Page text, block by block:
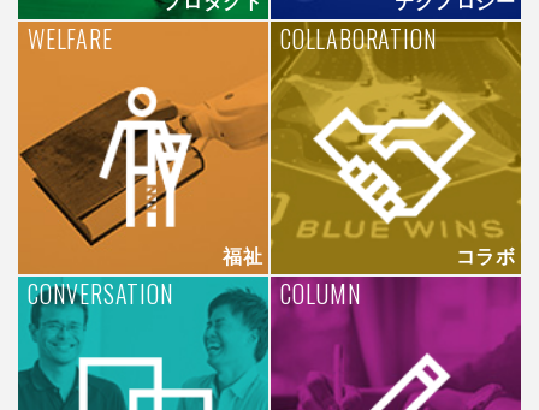
福祉
WELFARE
コラボ
COLLABORATION
CONVERSATION COLUMN